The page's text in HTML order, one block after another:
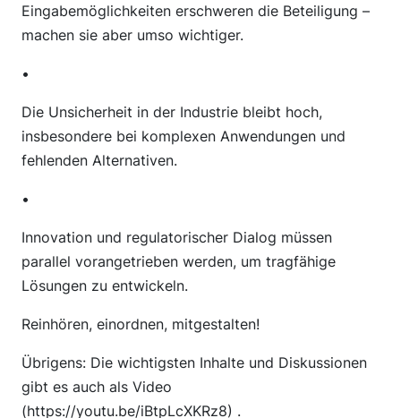
Eingabemöglichkeiten erschweren die Beteiligung –
machen sie aber umso wichtiger.
•
Die Unsicherheit in der Industrie bleibt hoch,
insbesondere bei komplexen Anwendungen und
fehlenden Alternativen.
•
Innovation und regulatorischer Dialog müssen
parallel vorangetrieben werden, um tragfähige
Lösungen zu entwickeln.
Reinhören, einordnen, mitgestalten!
Übrigens: Die wichtigsten Inhalte und Diskussionen
gibt es auch als Video
(https://youtu.be/iBtpLcXKRz8) .